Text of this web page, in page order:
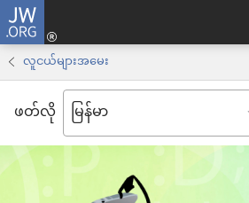
JW.ORG
လူငယ်များအမေး
ဖတ်လို